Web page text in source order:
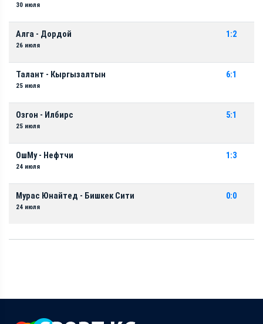
30 июля
Алга - Дордой
26 июля
1:2
Талант - Кыргызалтын
25 июля
6:1
Озгон - Илбирс
25 июля
5:1
ОшМу - Нефтчи
24 июля
1:3
Мурас Юнайтед - Бишкек Сити
24 июля
0:0